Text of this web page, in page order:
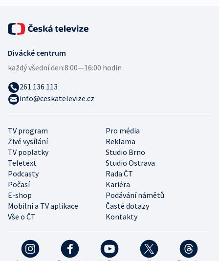
TV program
Pro média
Živé vysílání
Reklama
TV poplatky
Studio Brno
Teletext
Studio Ostrava
Podcasty
Rada ČT
Počasí
Kariéra
E-shop
Podávání námětů
Mobilní a TV aplikace
Časté dotazy
Vše o ČT
Kontakty
Divácké centrum
každý všední den:8:00—16:00 hodin
261 136 113
info@ceskatelevize.cz